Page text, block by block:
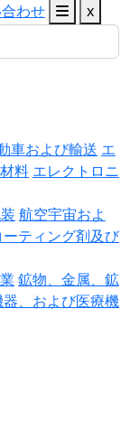
わせ
x
車および輸送 エ
料 エレクトロニ
航空宇宙およ
ティング剤及び
鉱物、金属、鉱
、および医療機